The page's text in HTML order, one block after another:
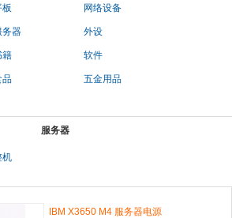
板 网络设备
务器 外设
籍 软件
品 五金用品
服务器
机
IBM X3650 M4 服务器电源